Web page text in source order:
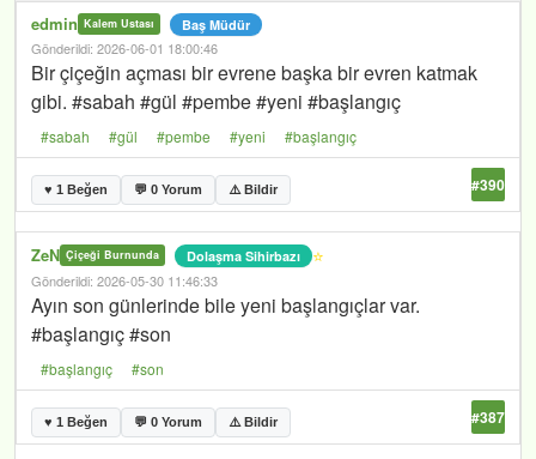
edmin Kalem Ustası Baş Müdür
Gönderildi: 2026-06-01 18:00:46
Bir çiçeğin açması bir evrene başka bir evren katmak
gibi. #sabah #gül #pembe #yeni #başlangıç
#sabah #gül #pembe #yeni #başlangıç
♥ 1 Beğen 💬 0 Yorum ⚠️ Bildir #390
ZeN Çiçeği Burnunda Dolaşma Sihirbazı ⭐
Gönderildi: 2026-05-30 11:46:33
Ayın son günlerinde bile yeni başlangıçlar var.
#başlangıç #son
#başlangıç #son
♥ 1 Beğen 💬 0 Yorum ⚠️ Bildir #387